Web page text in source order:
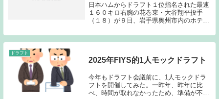
日本ハムからドラフト１位指名された最速
１６０キロ右腕の花巻東・大谷翔平投手
（１８）が９日、岩手県奥州市内のホテル
者会見に臨んだ大谷は「本日、北海道日本
ハムファイターズに入団させていただくと
ドラフト
2025年FIYS的1人モックドラフト
今年もドラフト会議前に、1人モックドラ
フトを開催してみた。一昨年、昨年に比
べ、時間が取れなかったため、準備が不十